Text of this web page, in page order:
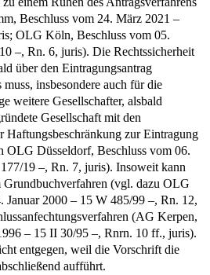
Beschluss vom 24. März 2021 –
OLG Köln, Beschluss vom 05.
–, Rn. 6, juris). Die Rechtssicherheit
über den Eintragungsantrag
insbesondere auch für die
weitere Gesellschafter, alsbald
Gesellschaft mit den
Haftungsbeschränkung zur Eintragung
OLG Düsseldorf, Beschluss vom 06.
19 –, Rn. 7, juris). Insoweit kann
Grundbuchverfahren (vgl. dazu OLG
Januar 2000 – 15 W 485/99 –, Rn. 12,
(AG Kerpen,
– 15 II 30/95 –, Rnrn. 10 ff., juris).
entgegen, weil die Vorschrift die
aufführt.